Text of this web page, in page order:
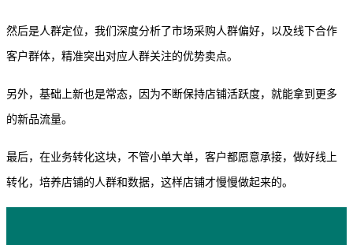
然后是人群定位，我们深度分析了市场采购人群偏好，以及线下合作
客户群体，精准突出对应人群关注的优势卖点。
另外，基础上新也是常态，因为不断保持店铺活跃度，就能拿到更多
的新品流量。
最后，在业务转化这块，不管小单大单，客户都愿意承接，做好线上
转化，培养店铺的人群和数据，这样店铺才慢慢做起来的。